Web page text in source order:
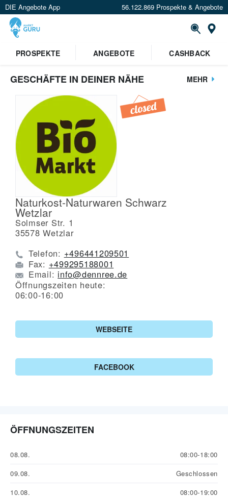
DIE Angebote App 56.122.869 Prospekte & Angebote
PROSPEKTE
ANGEBOTE CASHBACK
GESCHÄFTE IN DEINER NÄHE MEHR
Naturkost-Naturwaren Schwarz
Wetzlar
Solmser Str. 1
35578 Wetzlar
Telefon: +496441209501
Fax: +499295188001
Email: info@dennree.de
Öffnungszeiten heute:
06:00-16:00
WEBSEITE
FACEBOOK
ÖFFNUNGSZEITEN
08.08.
08:00-18:00
09.08.
Geschlossen
10.08.
08:00-19:00